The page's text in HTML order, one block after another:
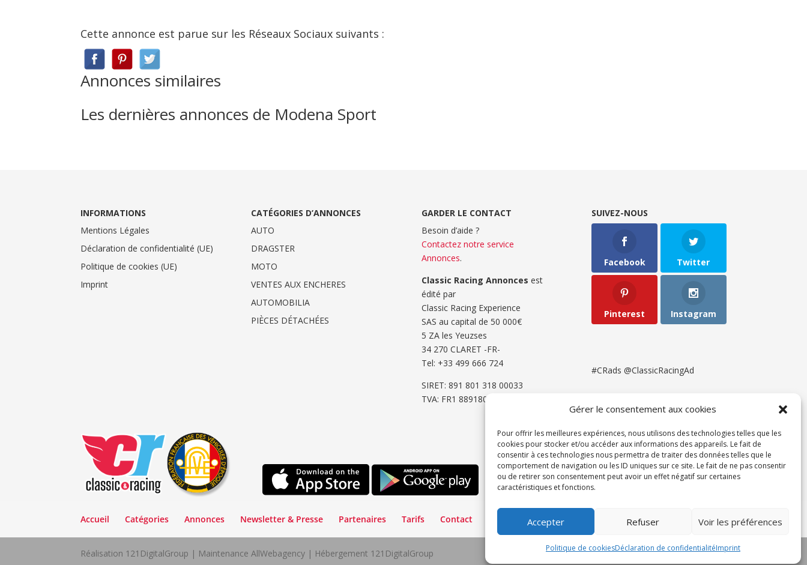
Gérer le consentement aux cookies
Pour offrir les meilleures expériences, nous utilisons des technologies telles que les
cookies pour stocker et/ou accéder aux informations des appareils. Le fait de
consentir à ces technologies nous permettra de traiter des données telles que le
comportement de navigation ou les ID uniques sur ce site. Le fait de ne pas consentir
ou de retirer son consentement peut avoir un effet négatif sur certaines
caractéristiques et fonctions.
Accepter Refuser Voir les préférences
Politique de cookiesDéclaration de confidentialitéImprint
Cette annonce est parue sur les Réseaux Sociaux suivants :
Annonces similaires
Les dernières annonces de Modena Sport
INFORMATIONS
Mentions Légales
Déclaration de confidentialité (UE)
Politique de cookies (UE)
Imprint
CATÉGORIES D’ANNONCES
AUTO
DRAGSTER
MOTO
VENTES AUX ENCHERES
AUTOMOBILIA
PIÈCES DÉTACHÉES
GARDER LE CONTACT
Besoin d’aide ?
Contactez notre service
Annonces.
Classic Racing Annonces est
édité par
Classic Racing Experience
SAS au capital de 50 000€
5 ZA les Yeuzses
34 270 CLARET -FR-
Tel: ‭+33 499 666 724‬
SIRET: 891 801 318 00033
TVA: FR1 8891801318
SUIVEZ-NOUS
Facebook Twitter
Pinterest Instagram
#CRads @ClassicRacingAd
Accueil Catégories Annonces Newsletter & Presse Partenaires Tarifs Contact Espace Client
Réalisation 121DigitalGroup | Maintenance AllWebagency | Hébergement 121DigitalGroup